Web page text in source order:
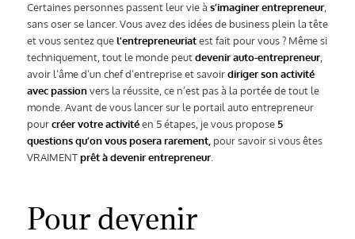
Certaines personnes passent leur vie à s’imaginer entrepreneur,
sans oser se lancer. Vous avez des idées de business plein la tête
et vous sentez quel’entrepreneuriatest fait pour vous ? Même si
techniquement, tout le monde peutdevenir auto-entrepreneur,
avoir l’âme d’un chef d’entreprise et savoirdiriger son activité
avec passionvers la réussite, ce n’est pas à la portée de tout le
monde. Avant de vous lancer sur le portail auto entrepreneur
pourcréer votre activitéen 5 étapes, je vous propose 5
questions qu’on vous posera rarement, pour savoir si vous êtes
VRAIMENTprêt à devenir entrepreneur.
Pour devenir